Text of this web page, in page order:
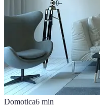
Domotica6 min